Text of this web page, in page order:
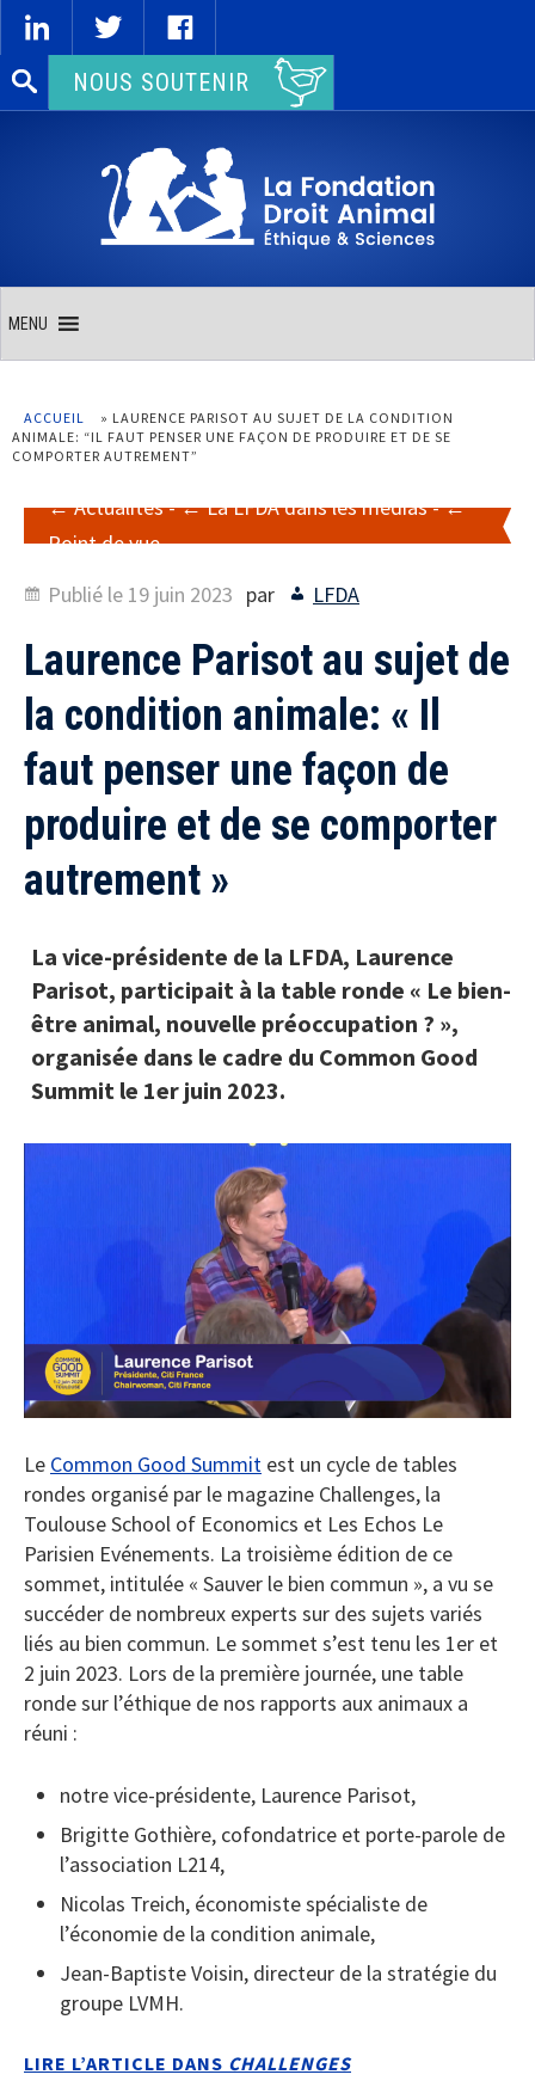
Rechercher :NOUS SOUTENIR
MENU
ACCUEIL » LAURENCE PARISOT AU SUJET DE LA CONDITION
ANIMALE: “IL FAUT PENSER UNE FAÇON DE PRODUIRE ET DE SE
COMPORTER AUTREMENT”
Actualités- La LFDA dans les médias-
Point de vue
Publié le 19 juin 2023 par LFDA
Laurence Parisot au sujet de
la condition animale: « Il
faut penser une façon de
produire et de se comporter
autrement »
La vice-présidente de la LFDA, Laurence
Parisot, participait à la table ronde « Le bien-
être animal, nouvelle préoccupation ? »,
organisée dans le cadre du Common Good
Summit le 1er juin 2023.
Le Common Good Summit est un cycle de tables
rondes organisé par le magazine Challenges, la
Toulouse School of Economics et Les Echos Le
Parisien Evénements. La troisième édition de ce
sommet, intitulée « Sauver le bien commun », a vu se
succéder de nombreux experts sur des sujets variés
liés au bien commun. Le sommet s’est tenu les 1er et
2 juin 2023. Lors de la première journée, une table
ronde sur l’éthique de nos rapports aux animaux a
réuni :
notre vice-présidente, Laurence Parisot,
Brigitte Gothière, cofondatrice et porte-parole de
l’association L214,
Nicolas Treich, économiste spécialiste de
l’économie de la condition animale,
Jean-Baptiste Voisin, directeur de la stratégie du
groupe LVMH.
LIRE L’ARTICLE DANS CHALLENGES